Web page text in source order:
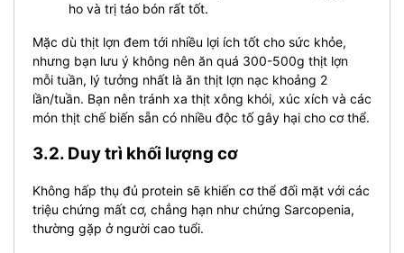
ho và trị táo bón rất tốt.
Mặc dù thịt lợn đem tới nhiều lợi ích tốt cho sức khỏe,
nhưng bạn lưu ý không nên ăn quá 300-500g thịt lợn
mỗi tuần, lý tưởng nhất là ăn thịt lợn nạc khoảng 2
lần/tuần. Bạn nên tránh xa thịt xông khói, xúc xích và các
món thịt chế biến sẵn có nhiều độc tố gây hại cho cơ thể.
3.2. Duy trì khối lượng cơ
Không hấp thụ đủ protein sẽ khiến cơ thể đối mặt với các
triệu chứng mất cơ, chẳng hạn như chứng Sarcopenia,
thường gặp ở người cao tuổi.